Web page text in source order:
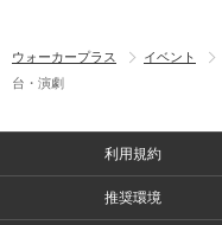
ウォーカープラス イベント
台・演劇
利用規約
推奨環境